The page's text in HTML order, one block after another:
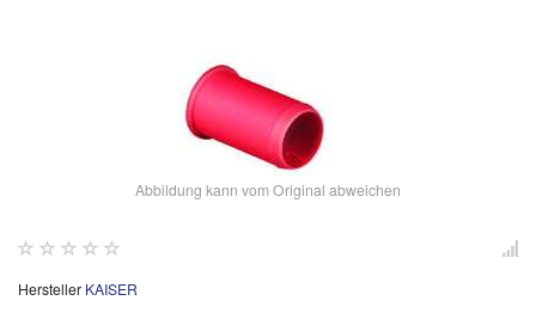
Abbildung kann vom Original abweichen
Hersteller KAISER